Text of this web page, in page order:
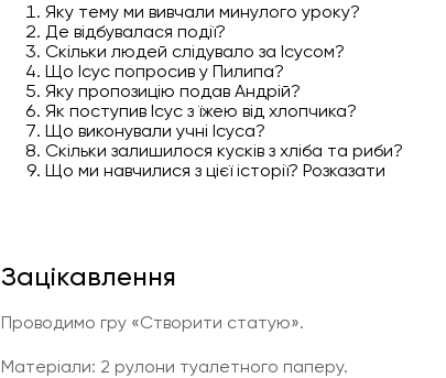
Яку тему ми вивчали минулого уроку?
Де відбувалася події?
Скільки людей слідувало за Ісусом?
Що Ісус попросив у Пилипа?
Яку пропозицію подав Андрій?
Як поступив Ісус з їжею від хлопчика?
Що виконували учні Ісуса?
Скільки залишилося кусків з хліба та риби?
Що ми навчилися з цієї історії? Розказати
Зацікавлення
Проводимо гру «Створити статую».
Матеріали: 2 рулони туалетного паперу.